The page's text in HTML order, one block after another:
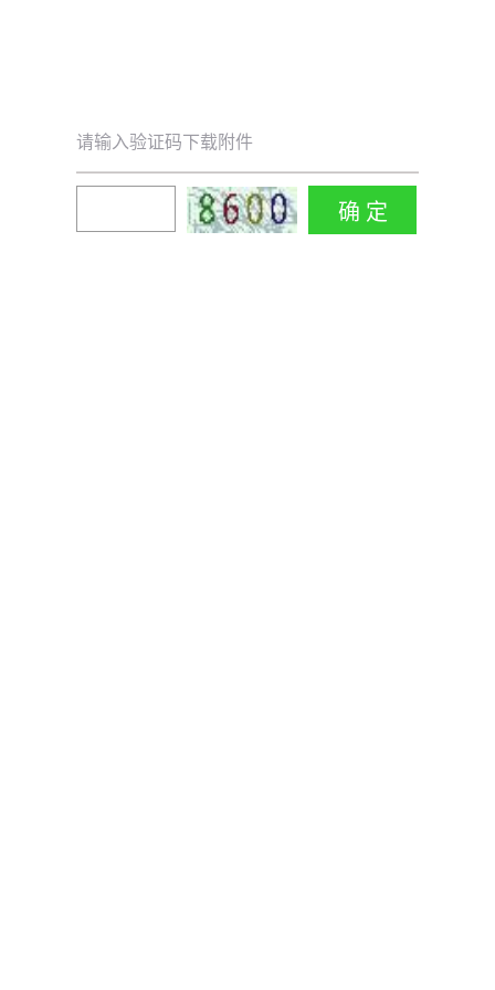
请输入验证码下载附件